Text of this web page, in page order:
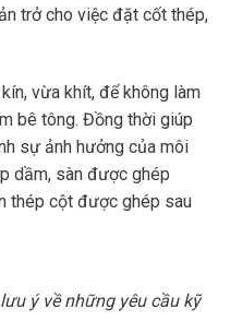
trở cho việc đặt cốt thép,
vừa khít, để không làm
bê tông. Đồng thời giúp
sự ảnh hưởng của môi
dầm, sàn được ghép
thép cột được ghép sau
ý về những yêu cầu kỹ